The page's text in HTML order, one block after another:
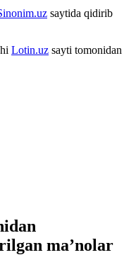
saytida qidirib
Lotin.uz sayti tomonidan
ma’nolar